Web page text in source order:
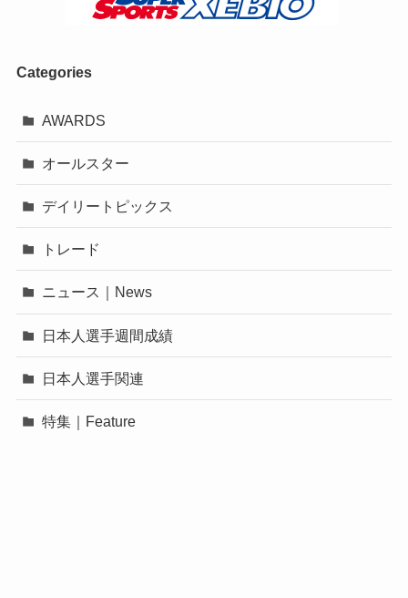
Categories
AWARDS
オールスター
デイリートピックス
トレード
ニュース｜News
日本人選手週間成績
日本人選手関連
特集｜Feature